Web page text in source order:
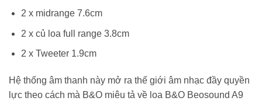
2 x midrange 7.6cm
2 x củ loa full range 3.8cm
2 x Tweeter 1.9cm
Hệ thống âm thanh này mở ra thế giới âm nhạc đầy quyền
lực theo cách mà B&O miêu tả về loa B&O Beosound A9